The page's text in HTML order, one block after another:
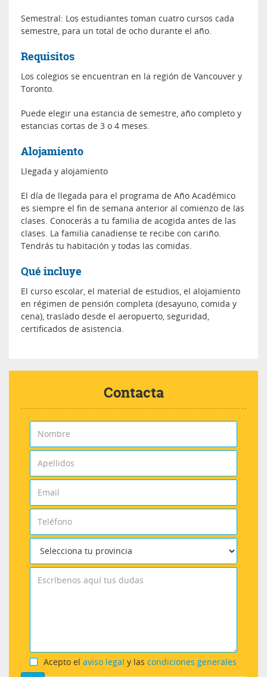
Semestral: Los estudiantes toman cuatro cursos cada
semestre, para un total de ocho durante el año.
Requisitos
Los colegios se encuentran en la región de Vancouver y
Toronto.
Puede elegir una estancia de semestre, año completo y
estancias cortas de 3 o 4 meses.
Alojamiento
Llegada y alojamiento
El día de llegada para el programa de Año Académico
es siempre el fin de semana anterior al comienzo de las
clases. Conocerás a tu familia de acogida antes de las
clases. La familia canadiense te recibe con cariño.
Tendrás tu habitación y todas las comidas.
Qué incluye
El curso escolar, el material de estudios, el alojamiento
en régimen de pensión completa (desayuno, comida y
cena), traslado desde el aeropuerto, seguridad,
certificados de asistencia.
Contacta
Acepto el aviso legal y las condiciones generales